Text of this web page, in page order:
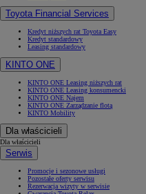
Toyota Financial Services
Kredyt niższych rat Toyota Easy
Kredyt standardowy
Leasing standardowy
KINTO ONE
KINTO ONE Leasing niższych rat
KINTO ONE Leasing konsumencki
KINTO ONE Najem
KINTO ONE Zarządzanie flotą
KINTO Mobility
Dla właścicieli
Dla właścicieli
Serwis
Promocje i sezonowe usługi
Pozostałe oferty serwisu
Rezerwacja wizyty w serwisie